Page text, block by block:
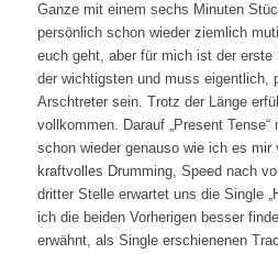
Ganze mit einem sechs Minuten
persönlich schon wieder ziemlich
euch geht, aber für mich ist der erste
der wichtigsten und muss eigentlich,
Arschtreter sein. Trotz der Länge
vollkommen. Darauf „Present
schon wieder genauso wie ich es mir
kraftvolles Drumming, Speed nach
dritter Stelle erwartet uns die Single
ich die beiden Vorherigen besser
erwähnt, als Single erschienenen